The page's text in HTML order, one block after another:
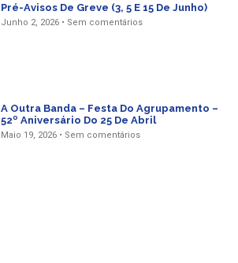
Pré-Avisos De Greve (3, 5 E 15 De Junho)
Junho 2, 2026 Sem comentários
A Outra Banda – Festa Do Agrupamento –
52º Aniversário Do 25 De Abril
Maio 19, 2026 Sem comentários